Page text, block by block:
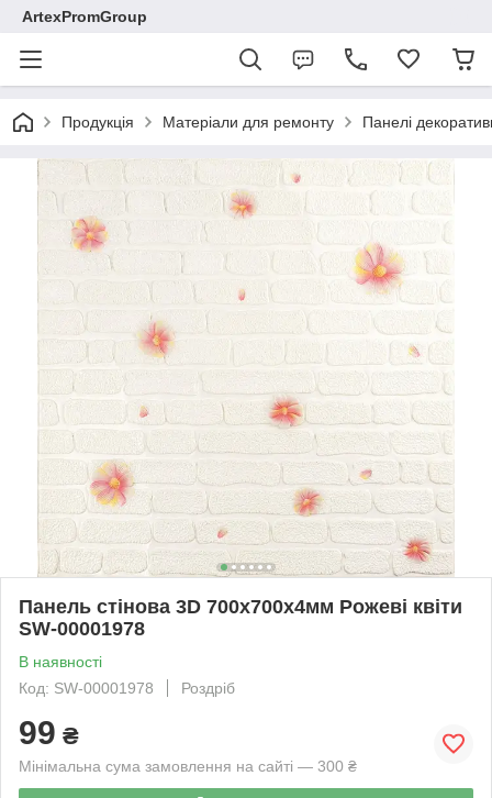
ArtexPromGroup
Продукція Матеріали для ремонту Панелі
Панель стінова 3D 700х700х4мм Рожеві квіти
SW-00001978
В наявності
Код: SW-00001978
Роздріб
99 ₴
Мінімальна сума замовлення на сайті — 300 ₴